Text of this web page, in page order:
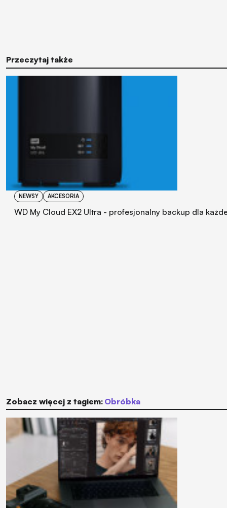
Przeczytaj także
NEWSY AKCESORIA
WD My Cloud EX2 Ultra - profesjonalny backup dla
Zobacz więcej z tagiem: obróbka